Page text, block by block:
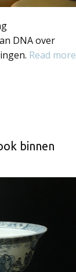
DNA over
Read more
binnen